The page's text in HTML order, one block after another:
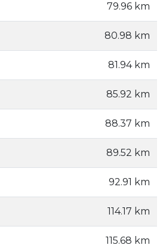
79.96 km
80.98 km
81.94 km
85.92 km
88.37 km
89.52 km
92.91 km
114.17 km
115.68 km